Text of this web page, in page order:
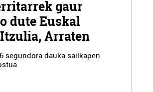
gaur
dute Euskal
Arraten
segundora dauka sailkapen